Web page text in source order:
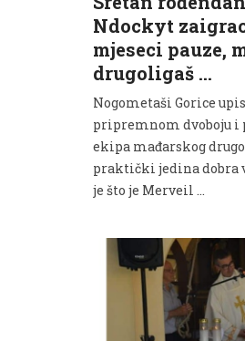
Ndockyt
mjeseci pauze,
drugoligaš …
Nogometaši Gorice
pripremnom dvoboju i
ekipa mađarskog
praktički jedina dobra
je što je Merveil ...